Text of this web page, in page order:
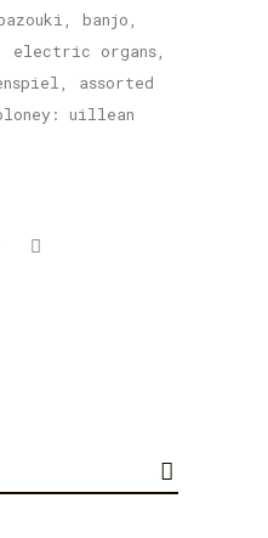
banjo,
electric organs,
assorted
uillean